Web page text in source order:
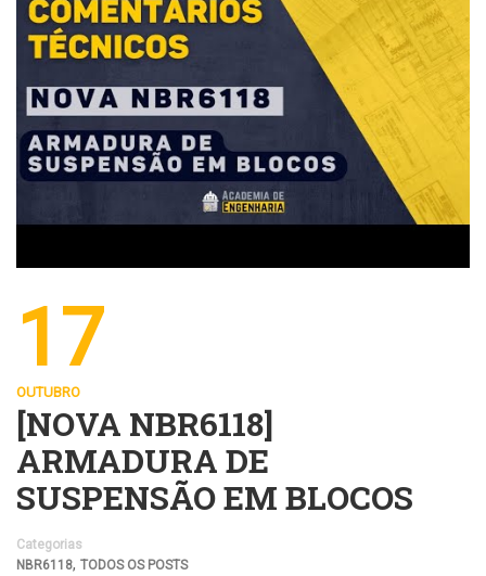
17
OUTUBRO
[NOVA NBR6118]
ARMADURA DE
SUSPENSÃO EM BLOCOS
Categorias
NBR6118, TODOS OS POSTS